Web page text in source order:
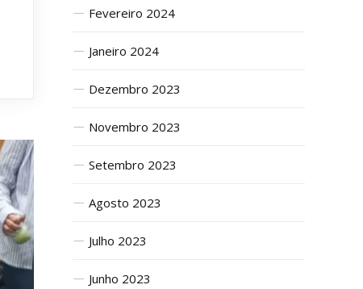
Fevereiro 2024
Janeiro 2024
Dezembro 2023
Novembro 2023
Setembro 2023
Agosto 2023
Julho 2023
Junho 2023